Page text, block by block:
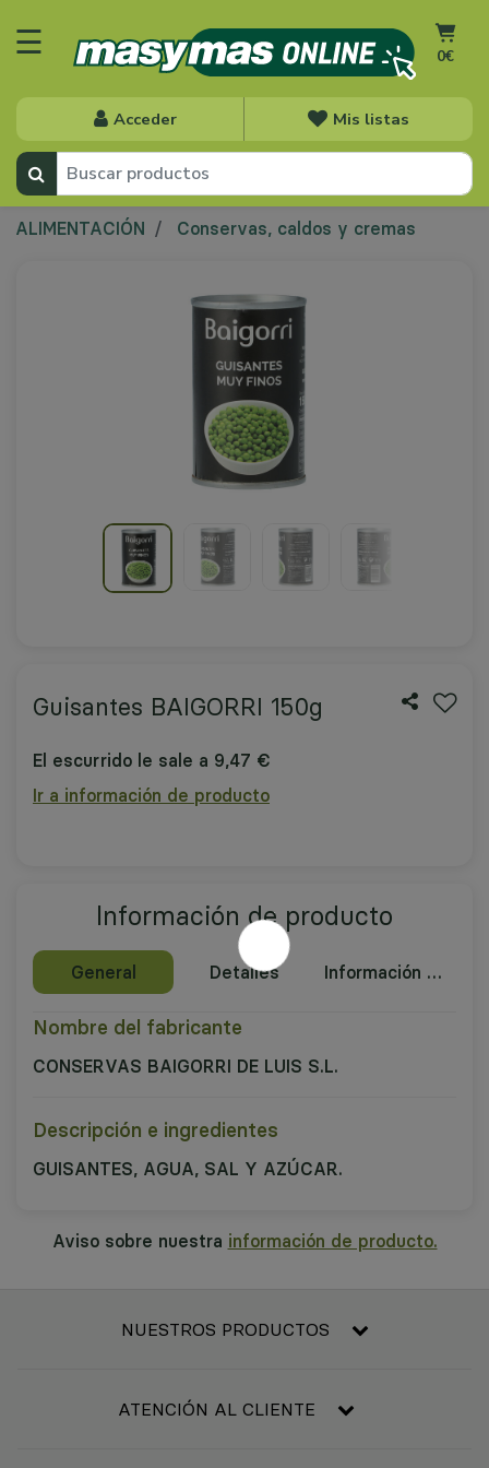
Acceder Mis listas
0€
☰
ALIMENTACIÓN Conservas, caldos y cremas
Guisantes BAIGORRI 150g
El escurrido le sale a 9,47 €
Ir a información de producto
Información de producto
General Detalles Información nutricional
Nombre del fabricante
CONSERVAS BAIGORRI DE LUIS S.L.
Descripción e ingredientes
GUISANTES, AGUA, SAL Y AZÚCAR.
Aviso sobre nuestra información de producto.
NUESTROS PRODUCTOS
ATENCIÓN AL CLIENTE